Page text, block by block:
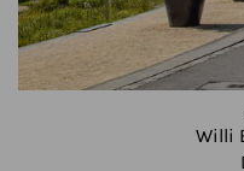
Willi